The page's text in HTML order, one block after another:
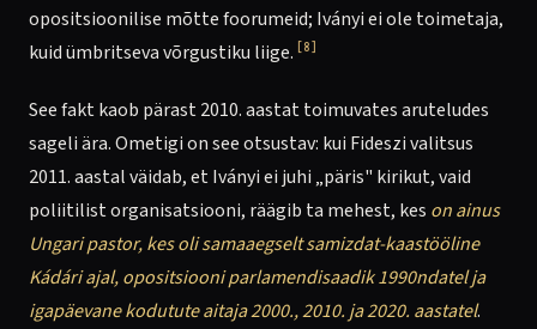
opositsioonilise mõtte foorumeid; Iványi ei ole toimetaja,
kuid ümbritseva võrgustiku liige. [8]
See fakt kaob pärast 2010. aastat toimuvates aruteludes
sageli ära. Ometigi on see otsustav: kui Fideszi valitsus
2011. aastal väidab, et Iványi ei juhi „päris" kirikut, vaid
poliitilist organisatsiooni, räägib ta mehest, kes on ainus
Ungari pastor, kes oli samaaegselt samizdat-kaastööline
Kádári ajal, opositsiooni parlamendisaadik 1990ndatel ja
igapäevane kodutute aitaja 2000., 2010. ja 2020. aastatel.